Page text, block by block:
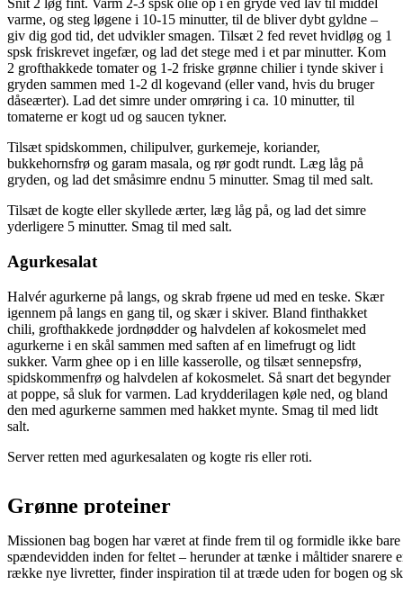
Snit 2 løg fint. Varm 2-3 spsk olie op i en gryde ved lav til middel
varme, og steg løgene i 10-15 minutter, til de bliver dybt gyldne –
giv dig god tid, det udvikler smagen. Tilsæt 2 fed revet hvidløg og 1
spsk friskrevet ingefær, og lad det stege med i et par minutter. Kom
2 grofthakkede tomater og 1-2 friske grønne chilier i tynde skiver i
gryden sammen med 1-2 dl kogevand (eller vand, hvis du bruger
dåseærter). Lad det simre under omrøring i ca. 10 minutter, til
tomaterne er kogt ud og saucen tykner.
Tilsæt spidskommen, chilipulver, gurkemeje, koriander,
bukkehornsfrø og garam masala, og rør godt rundt. Læg låg på
gryden, og lad det småsimre endnu 5 minutter. Smag til med salt.
Tilsæt de kogte eller skyllede ærter, læg låg på, og lad det simre
yderligere 5 minutter. Smag til med salt.
Agurkesalat
Halvér agurkerne på langs, og skrab frøene ud med en teske. Skær
igennem på langs en gang til, og skær i skiver. Bland finthakket
chili, grofthakkede jordnødder og halvdelen af kokosmelet med
agurkerne i en skål sammen med saften af en limefrugt og lidt
sukker. Varm ghee op i en lille kasserolle, og tilsæt sennepsfrø,
spidskommenfrø og halvdelen af kokosmelet. Så snart det begynder
at poppe, så sluk for varmen. Lad krydderilagen køle ned, og bland
den med agurkerne sammen med hakket mynte. Smag til med lidt
salt.
Server retten med agurkesalaten og kogte ris eller roti.
Grønne proteiner
Missionen bag bogen har været at finde frem til og formidle ikke
spændevidden inden for feltet – herunder at tænke i måltider snarere
række nye livretter, finder inspiration til at træde uden for bogen og